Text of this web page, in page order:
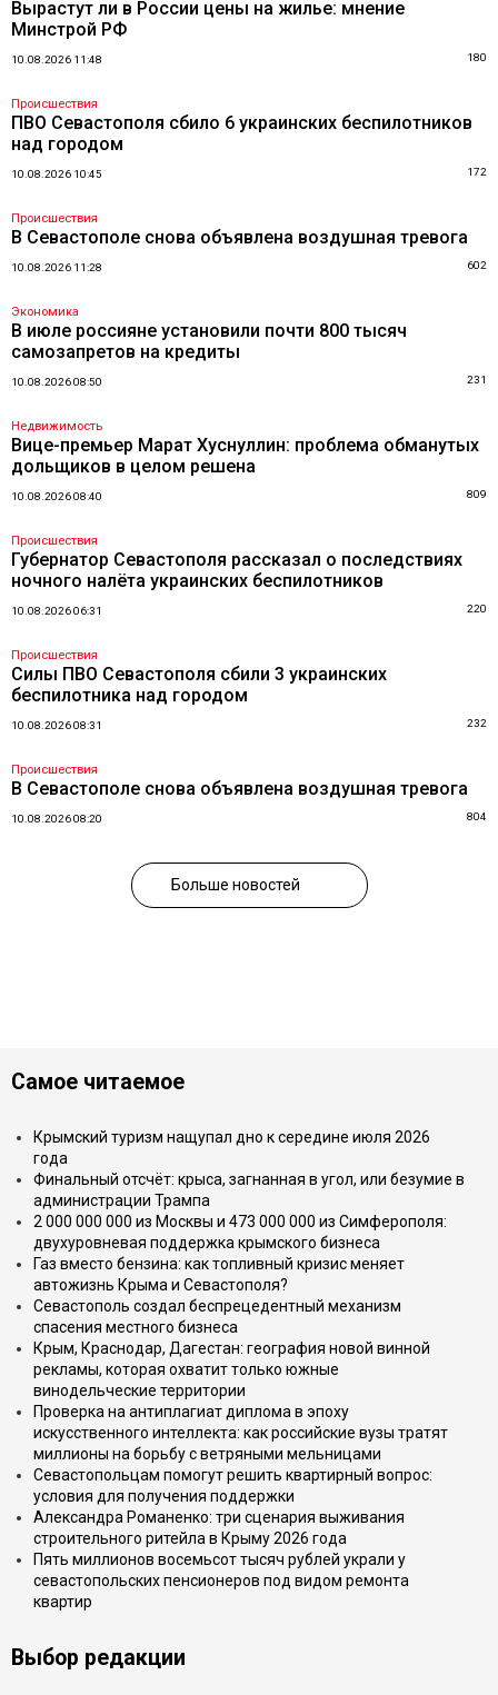
Вырастут ли в России цены на жилье: мнение
Минстрой РФ
10.08.2026 11:48 180
Происшествия
ПВО Севастополя сбило 6 украинских беспилотников
над городом
10.08.2026 10:45 172
Происшествия
В Севастополе снова объявлена воздушная тревога
10.08.2026 11:28 602
Экономика
В июле россияне установили почти 800 тысяч
самозапретов на кредиты
10.08.2026 08:50 231
Недвижимость
Вице-премьер Марат Хуснуллин: проблема обманутых
дольщиков в целом решена
10.08.2026 08:40 809
Происшествия
Губернатор Севастополя рассказал о последствиях
ночного налёта украинских беспилотников
10.08.2026 06:31 220
Происшествия
Силы ПВО Севастополя сбили 3 украинских
беспилотника над городом
10.08.2026 08:31 232
Происшествия
В Севастополе снова объявлена воздушная тревога
10.08.2026 08:20 804
Больше новостей
Самое читаемое
Крымский туризм нащупал дно к середине июля 2026
года
Финальный отсчёт: крыса, загнанная в угол, или безумие в
администрации Трампа
2 000 000 000 из Москвы и 473 000 000 из Симферополя:
двухуровневая поддержка крымского бизнеса
Газ вместо бензина: как топливный кризис меняет
автожизнь Крыма и Севастополя?
Севастополь создал беспрецедентный механизм
спасения местного бизнеса
Крым, Краснодар, Дагестан: география новой винной
рекламы, которая охватит только южные
винодельческие территории
Проверка на антиплагиат диплома в эпоху
искусственного интеллекта: как российские вузы тратят
миллионы на борьбу с ветряными мельницами
Севастопольцам помогут решить квартирный вопрос:
условия для получения поддержки
Александра Романенко: три сценария выживания
строительного ритейла в Крыму 2026 года
Пять миллионов восемьсот тысяч рублей украли у
севастопольских пенсионеров под видом ремонта
квартир
Выбор редакции